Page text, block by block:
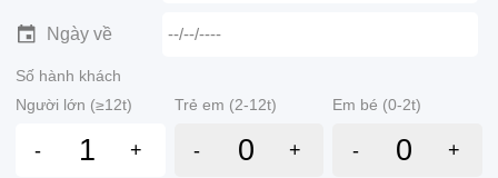
Ngày về --/--/----
Số hành khách
Người lớn (≥12t)
Trẻ em (2-12t) Em bé (0-2t)
- + - + - +